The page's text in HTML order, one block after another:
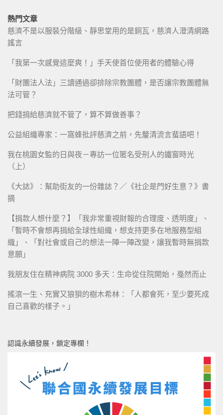
熱門文章
慈濟不是以服裝分階級、靜思堂用的是銅瓦，慈濟人澄清網路
謠言
「我第一次感覺這麼爽！」手天使首位使用者的體驗心得
「財團法人法」三讀通過卻排除宗教團體，是否讓宗教團體無
法可管？
把錢捐給慈濟就不管了，算不算做善事？
公益組織專家：一窩蜂批評慈濟之前，先釐清流言蜚語吧！
我在桃園女監的日與夜－專訪一位匿名受刑人的鐵窗時光
（上）
《大誌》：幫助街友的一份雜誌？／《社企是門好生意？》書
摘
【捐款人想什麼？】「我非常重視財報的合理度、透明度」、
「暫時不會想再捐給全球性組織，想支持更多在地服務型組
織」、「對社會或自己的想法一陣一陣改變，讓我暫時無捐款
意願」
我朋友住在精神病院 3000 多天：生命從住院開始，戞然而止
搖滾一生、充實又狼狽的樹木希林：「人都會死，至少要死成
自己喜歡的樣子。」
認識永續發展，鎖定專欄！